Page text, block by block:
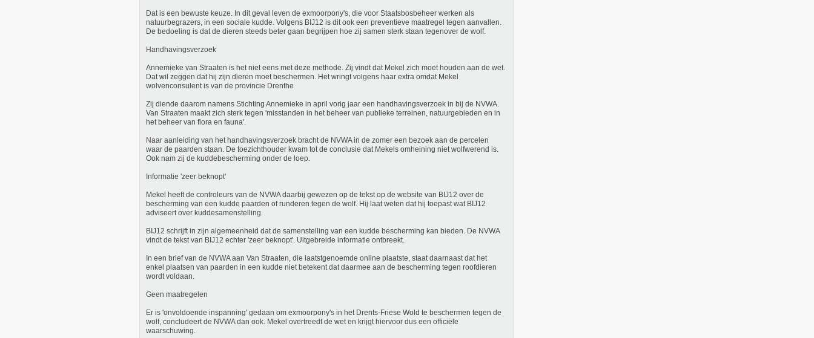
Dat is een bewuste keuze. In dit geval leven de exmoorpony's, die voor Staatsbosbeheer werken als
natuurbegrazers, in een sociale kudde. Volgens BIJ12 is dit ook een preventieve maatregel tegen aanvallen.
De bedoeling is dat de dieren steeds beter gaan begrijpen hoe zij samen sterk staan tegenover de wolf.
Handhavingsverzoek
Annemieke van Straaten is het niet eens met deze methode. Zij vindt dat Mekel zich moet houden aan de wet.
Dat wil zeggen dat hij zijn dieren moet beschermen. Het wringt volgens haar extra omdat Mekel
wolvenconsulent is van de provincie Drenthe
Zij diende daarom namens Stichting Annemieke in april vorig jaar een handhavingsverzoek in bij de NVWA.
Van Straaten maakt zich sterk tegen 'misstanden in het beheer van publieke terreinen, natuurgebieden en in
het beheer van flora en fauna'.
Naar aanleiding van het handhavingsverzoek bracht de NVWA in de zomer een bezoek aan de percelen
waar de paarden staan. De toezichthouder kwam tot de conclusie dat Mekels omheining niet wolfwerend is.
Ook nam zij de kuddebescherming onder de loep.
Informatie 'zeer beknopt'
Mekel heeft de controleurs van de NVWA daarbij gewezen op de tekst op de website van BIJ12 over de
bescherming van een kudde paarden of runderen tegen de wolf. Hij laat weten dat hij toepast wat BIJ12
adviseert over kuddesamenstelling.
BIJ12 schrijft in zijn algemeenheid dat de samenstelling van een kudde bescherming kan bieden. De NVWA
vindt de tekst van BIJ12 echter 'zeer beknopt'. Uitgebreide informatie ontbreekt.
In een brief van de NVWA aan Van Straaten, die laatstgenoemde online plaatste, staat daarnaast dat het
enkel plaatsen van paarden in een kudde niet betekent dat daarmee aan de bescherming tegen roofdieren
wordt voldaan.
Geen maatregelen
Er is 'onvoldoende inspanning' gedaan om exmoorpony's in het Drents-Friese Wold te beschermen tegen de
wolf, concludeert de NVWA dan ook. Mekel overtreedt de wet en krijgt hiervoor dus een officiële
waarschuwing.